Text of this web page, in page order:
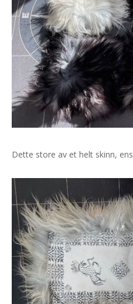
Dette store av et helt skinn,